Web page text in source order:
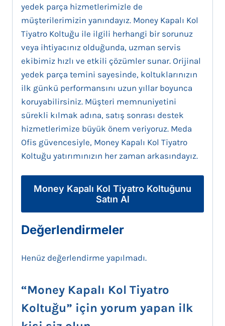
yedek parça hizmetlerimizle de
müşterilerimizin yanındayız. Money Kapalı Kol
Tiyatro Koltuğu ile ilgili herhangi bir sorunuz
veya ihtiyacınız olduğunda, uzman servis
ekibimiz hızlı ve etkili çözümler sunar. Orijinal
yedek parça temini sayesinde, koltuklarınızın
ilk günkü performansını uzun yıllar boyunca
koruyabilirsiniz. Müşteri memnuniyetini
sürekli kılmak adına, satış sonrası destek
hizmetlerimize büyük önem veriyoruz. Meda
Ofis güvencesiyle, Money Kapalı Kol Tiyatro
Koltuğu yatırımınızın her zaman arkasındayız.
Money Kapalı Kol Tiyatro Koltuğunu
Satın Al
Değerlendirmeler
Henüz değerlendirme yapılmadı.
“Money Kapalı Kol Tiyatro
Koltuğu” için yorum yapan ilk